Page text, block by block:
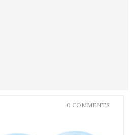
0 COMMENTS